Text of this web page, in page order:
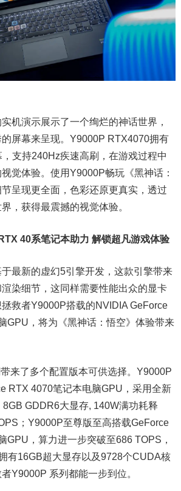
实机演示展示了一个绚烂的神话世界，
屏幕来呈现。Y9000P RTX4070拥有
支持240Hz疾速高刷，在游戏过程中
觉体验。使用Y9000P畅玩《黑神话：
呈现更全面，色彩还原更真实，透过
，获得最震撼的视觉体验。
40系笔记本助力 解锁超凡游戏体验
于最新的虚幻5引擎开发，这款引擎带来
染细节，这同样需要性能出众的显卡
救者Y9000P搭载的NVIDIA GeForce
GPU，将为《黑神话：悟空》体验带来
来了多个配置版本可供选择。Y9000P
RTX 4070笔记本电脑GPU，采用全新
GDDR6大显存, 140W满功耗释
；Y9000P至尊版至高搭载GeForce
GPU，算力进一步突破至686 TOPS，
有16GB超大显存以及9728个CUDA核
Y9000P 系列都能一步到位。